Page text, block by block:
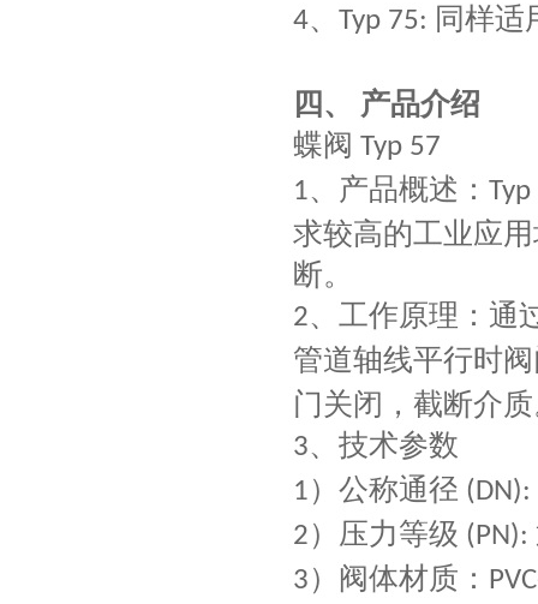
4、 Typ 75: 同样适
四、 产品介绍
蝶阀 Typ 57
1、 产品概述：
求较高的工业应
断。
2、 工作原理：通
管道轴线平行时
门关闭，截断介
3、 技术参数
1 ） 公称通径
2 ） 压力等级 (PN):
3 ） 阀体材质：